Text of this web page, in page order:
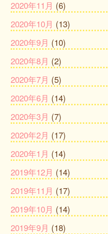
2020年11月 (6)
2020年10月 (13)
2020年9月 (10)
2020年8月 (2)
2020年7月 (5)
2020年6月 (14)
2020年3月 (7)
2020年2月 (17)
2020年1月 (14)
2019年12月 (14)
2019年11月 (17)
2019年10月 (14)
2019年9月 (18)